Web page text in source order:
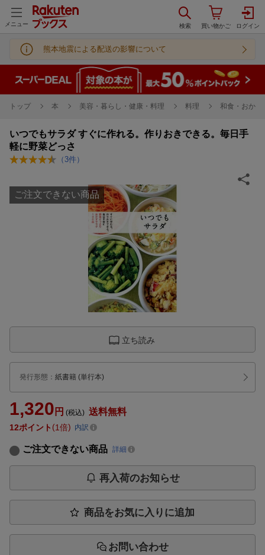
メニュー
熊本地震による配送の影響について
トップ 本 美容・暮らし・健康・料理 料理 和食・おかず
いつでもサラダ すぐに作れる。作りおきできる。毎日手
軽に野菜どっさ
（ 3件）
ご注文できない商品
立ち読み
発行形態 ： 紙書籍 (単行本)
1,320 円 (税込) 送料無料
12ポイント 1倍 内訳
ご注文できない商品 詳細
再入荷のお知らせ
商品をお気に入りに追加
お問い合わせ